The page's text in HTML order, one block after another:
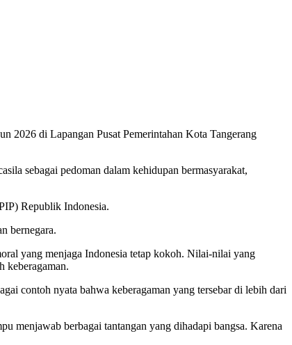
2026 di Lapangan Pusat Pemerintahan Kota Tangerang
sebagai pedoman dalam kehidupan bermasyarakat,
Republik Indonesia.
bernegara.
yang menjaga Indonesia tetap kokoh. Nilai-nilai yang
keberagaman.
contoh nyata bahwa keberagaman yang tersebar di lebih dari
menjawab berbagai tantangan yang dihadapi bangsa. Karena